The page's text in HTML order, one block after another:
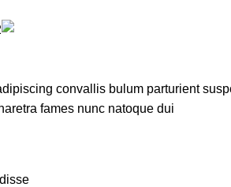
convallis bulum parturient
fames nunc natoque dui.